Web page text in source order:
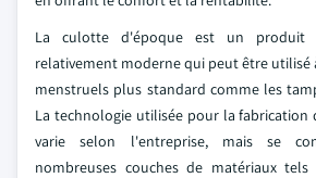
La culotte d'époque est un produit
relativement moderne qui peut être utilisé
menstruels plus standard comme les
La technologie utilisée pour la
varie selon l'entreprise, mais se
nombreuses couches de matériaux